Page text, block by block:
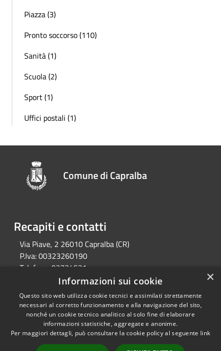
Piazza (3)
Pronto soccorso (110)
Sanità (1)
Scuola (2)
Sport (1)
Uffici postali (1)
Comune di Capralba
Recapiti e contatti
Via Piave, 2 26010 Capralba (CR)
P.Iva:00323260190
Telefono: 03734521
segreteria@comune.capralba.cr.it
Pec:
pec@pec.comune.capralba.cr.it
Accessibilità
Copyright © 2026 • Comune di
Capralba • Powered by
×
Informazioni sui cookie
Questo sito web utilizza cookie tecnici e assimilati strettamente
necessari al corretto funzionamento e alla navigazione del sito,
nonché un cookie tecnico analitico al solo fine di elaborare
informazioni statistiche, aggregate e anonime.
Per maggiori dettagli, può consultare la cookie policy al seguente link